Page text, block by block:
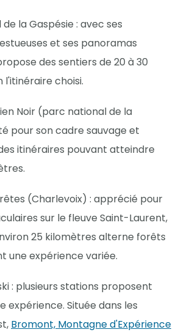
la Gaspésie : avec ses
et ses panoramas
des sentiers de 20 à 30
l'itinéraire choisi.
Noir (parc national de la
pour son cadre sauvage et
itinéraires pouvant atteindre
(Charlevoix) : apprécié pour
sur le fleuve Saint-Laurent,
25 kilomètres alterne forêts
une expérience variée.
: plusieurs stations proposent
Située dans les
Bromont, Montagne d'Expérience